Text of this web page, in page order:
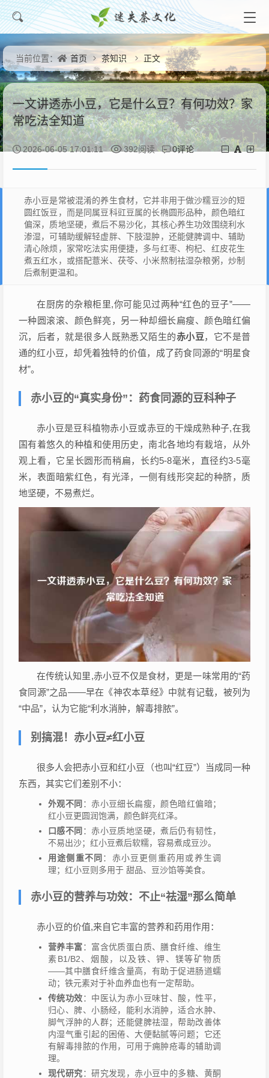
当前位置： 首页 茶知识 正文
一文讲透赤小豆，它是什么豆？有何功效？家
常吃法全知道
2026-06-05 17:01:11 392阅读 0评论
赤小豆是常被混淆的养生食材，它并非用于做沙糯豆沙的短
圆红饭豆，而是同属豆科豇豆属的长椭圆形品种，颜色暗红
偏深，质地坚硬，煮后不易沙化，其核心养生功效围绕利水
渗湿，可辅助缓解轻虚胖、下肢湿肿，还能健脾调中、辅助
清心除烦，家常吃法实用便捷，多与红枣、枸杞、红皮花生
煮五红水，或搭配薏米、茯苓、小米熬制祛湿杂粮粥，炒制
后煮制更温和。
在厨房的杂粮柜里,你可能见过两种“红色的豆子”——
一种圆滚滚、颜色鲜亮，另一种却细长扁瘦、颜色暗红偏
沉，后者，就是很多人既熟悉又陌生的赤小豆，它不是普
通的红小豆，却凭着独特的价值，成了药食同源的“明星食
材”。
赤小豆的“真实身份”：药食同源的豆科种子
赤小豆是豆科植物赤小豆或赤豆的干燥成熟种子,在我
国有着悠久的种植和使用历史，南北各地均有栽培，从外
观上看，它呈长圆形而稍扁，长约5-8毫米，直径约3-5毫
米，表面暗紫红色，有光泽，一侧有线形突起的种脐，质
地坚硬，不易煮烂。
在传统认知里,赤小豆不仅是食材，更是一味常用的“药
食同源”之品——早在《神农本草经》中就有记载，被列为
“中品”，认为它能“利水消肿，解毒排脓”。
别搞混！赤小豆≠红小豆
很多人会把赤小豆和红小豆（也叫“红豆”）当成同一种
东西，其实它们差别不小：
外观不同 ：赤小豆细长扁瘦，颜色暗红偏暗；
红小豆更圆润饱满，颜色鲜亮红泽。
口感不同 ：赤小豆质地坚硬，煮后仍有韧性，
不易出沙；红小豆煮后软糯，容易煮成豆沙。
用途侧重不同 ：赤小豆更侧重药用或养生调
理；红小豆则多用于 甜品、豆沙馅等美食。
赤小豆的营养与功效：不止“祛湿”那么简单
赤小豆的价值,来自它丰富的营养和药用作用：
营养丰富：富含优质蛋白质、膳食纤维、维生
素B1/B2、烟酸，以及铁、钾、镁等矿物质
——其中膳食纤维含量高，有助于促进肠道蠕
动；铁元素对于补血养血也有一定帮助。
传统功效：中医认为赤小豆味甘、酸，性平，
归心、脾、小肠经，能利水消肿，适合水肿、
脚气浮肿的人群；还能健脾祛湿，帮助改善体
内湿气重引起的困倦、大便黏腻等问题；它还
有解毒排脓的作用，可用于痈肿疮毒的辅助调
理。
现代研究：研究发现，赤小豆中的多糖、黄酮